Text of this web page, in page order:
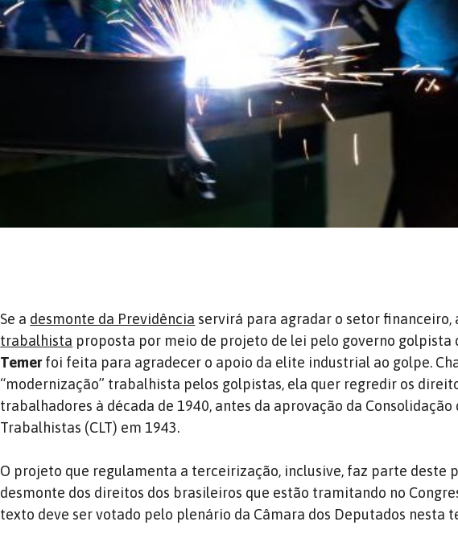
Se a desmonte da Previdência servirá para agradar o setor financeiro,
trabalhista proposta por meio de projeto de lei pelo governo golpista
Temerfoi feita para agradecer o apoio da elite industrial ao golpe.
“modernização” trabalhista pelos golpistas, ela quer regredir os
trabalhadores à década de 1940, antes da aprovação da Consolidação
Trabalhistas (CLT) em 1943.
O projeto que regulamenta a terceirização, inclusive, faz parte deste
desmonte dos direitos dos brasileiros que estão tramitando no
texto deve ser votado pelo plenário da Câmara dos Deputados nesta